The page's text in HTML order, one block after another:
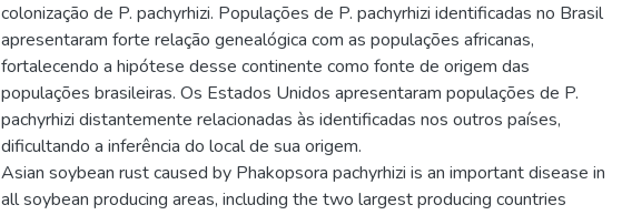
colonização de P. pachyrhizi. Populações de P. pachyrhizi identificadas no Brasil
apresentaram forte relação genealógica com as populações africanas,
fortalecendo a hipótese desse continente como fonte de origem das
populações brasileiras. Os Estados Unidos apresentaram populações de P.
pachyrhizi distantemente relacionadas às identificadas nos outros países,
dificultando a inferência do local de sua origem.
Asian soybean rust caused by Phakopsora pachyrhizi is an important disease in
all soybean producing areas, including the two largest producing countries